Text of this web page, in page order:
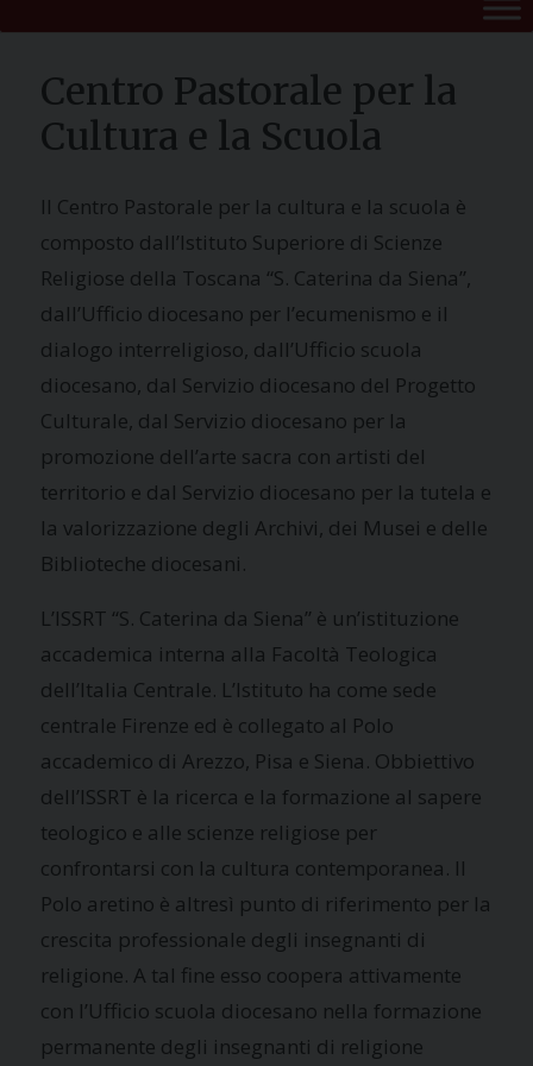
Centro Pastorale per la
Cultura e la Scuola
Il Centro Pastorale per la cultura e la scuola è
composto dall’Istituto Superiore di Scienze
Religiose della Toscana “S. Caterina da Siena”,
dall’Ufficio diocesano per l’ecumenismo e il
dialogo interreligioso, dall’Ufficio scuola
diocesano, dal Servizio diocesano del Progetto
Culturale, dal Servizio diocesano per la
promozione dell’arte sacra con artisti del
territorio e dal Servizio diocesano per la tutela e
la valorizzazione degli Archivi, dei Musei e delle
Biblioteche diocesani.
L’ISSRT “S. Caterina da Siena” è un’istituzione
accademica interna alla Facoltà Teologica
dell’Italia Centrale. L’Istituto ha come sede
centrale Firenze ed è collegato al Polo
accademico di Arezzo, Pisa e Siena. Obbiettivo
dell’ISSRT è la ricerca e la formazione al sapere
teologico e alle scienze religiose per
confrontarsi con la cultura contemporanea. Il
Polo aretino è altresì punto di riferimento per la
crescita professionale degli insegnanti di
religione. A tal fine esso coopera attivamente
con l’Ufficio scuola diocesano nella formazione
permanente degli insegnanti di religione